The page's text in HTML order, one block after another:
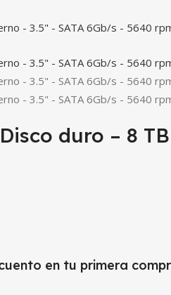
duro – 8
en tu primera